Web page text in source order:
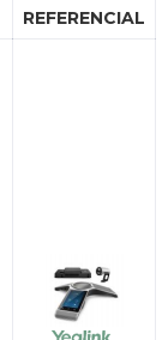
REFERENCIAL